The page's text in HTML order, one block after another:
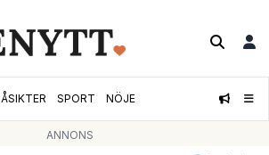
ÅSIKTER SPORT NÖJE
ANNONS